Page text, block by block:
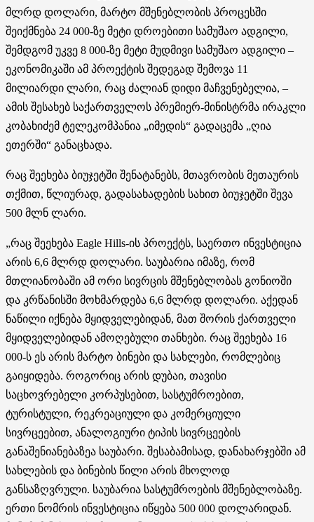
მლრდ დოლარი, მარტო მშენებლობის პროცესში
შეიქმნება 24 000-ზე მეტი დროებითი სამუშაო ადგილი,
შემდგომ უკვე 8 000-ზე მეტი მუდმივი სამუშაო ადგილი –
ეკონომიკაში ამ პროექტის შედეგად შემოვა 11
მილიარდი ლარი, რაც ძალიან დიდი მაჩვენებელია, –
ამის შესახებ საქართველოს პრემიერ-მინისტრმა ირაკლი
კობახიძემ ტელეკომპანია „იმედის“ გადაცემა „ღია
ეთერში“ განაცხადა.
რაც შეეხება ბიუჯეტში შენატანებს, მთავრობის მეთაურის
თქმით, წლიურად, გადასახადების სახით ბიუჯეტში შევა
500 მლნ ლარი.
„რაც შეეხება Eagle Hills-ის პროექტს, საერთო ინვესტიცია
არის 6,6 მლრდ დოლარი. საუბარია იმაზე, რომ
მთლიანობაში ამ ორი სივრცის მშენებლობას გონიოში
და კრწანისში მოხმარდება 6,6 მლრდ დოლარი. აქედან
ნაწილი იქნება მყიდველებიდან, მათ შორის ქართველი
მყიდველებიდან ამოღებული თანხები. რაც შეეხება 16
000-ს ეს არის მარტო ბინები და სახლები, რომლებიც
გაიყიდება. როგორიც არის დუბაი, თავისი
საცხოვრებელი კორპუსებით, სასტუმროებით,
ტურისტული, რეკრეაციული და კომერციული
სივრცეებით, ანალოგიური ტიპის სივრცეების
განაშენიანებაზეა საუბარი. შესაბამისად, დანახარჯებში ამ
სახლების და ბინების წილი არის მხოლოდ
განსაზღვრული. საუბარია სასტუმროების მშენებლობაზე.
ერთი ნომრის ინვესტიცია იწყება 500 000 დოლარიდან.